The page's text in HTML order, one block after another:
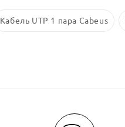
Кабель UTP 1 пара Cabeus